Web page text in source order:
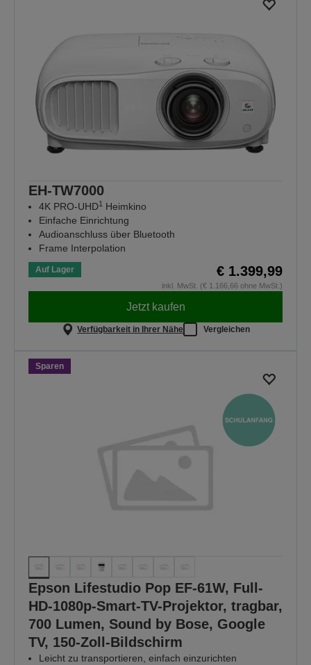
EH-TW7000
4K PRO-UHD1 Heimkino
Einfache Einrichtung
Audioanschluss über Bluetooth
Frame Interpolation
Auf Lager € 1.399,99
inkl. MwSt. (€ 1.166,66 ohne MwSt.)
Jetzt kaufen
Verfügbarkeit in Ihrer Nähe Vergleichen
Sparen
Epson Lifestudio Pop EF-61W, Full-
HD-1080p-Smart-TV-Projektor, tragbar,
700 Lumen, Sound by Bose, Google
TV, 150-Zoll-Bildschirm
Leicht zu transportieren, einfach einzurichten